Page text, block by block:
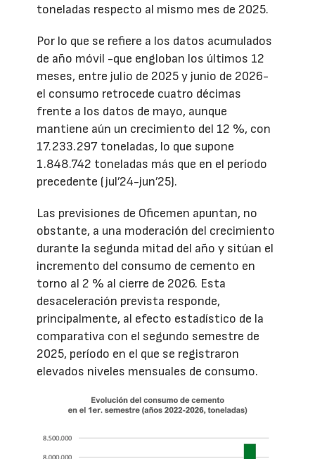
toneladas respecto al mismo mes de 2025.
Por lo que se refiere a los datos acumulados
de año móvil -que engloban los últimos 12
meses, entre julio de 2025 y junio de 2026-
el consumo retrocede cuatro décimas
frente a los datos de mayo, aunque
mantiene aún un crecimiento del 12 %, con
17.233.297 toneladas, lo que supone
1.848.742 toneladas más que en el período
precedente (jul’24-jun’25).
Las previsiones de Oficemen apuntan, no
obstante, a una moderación del crecimiento
durante la segunda mitad del año y sitúan el
incremento del consumo de cemento en
torno al 2 % al cierre de 2026. Esta
desaceleración prevista responde,
principalmente, al efecto estadístico de la
comparativa con el segundo semestre de
2025, período en el que se registraron
elevados niveles mensuales de consumo.